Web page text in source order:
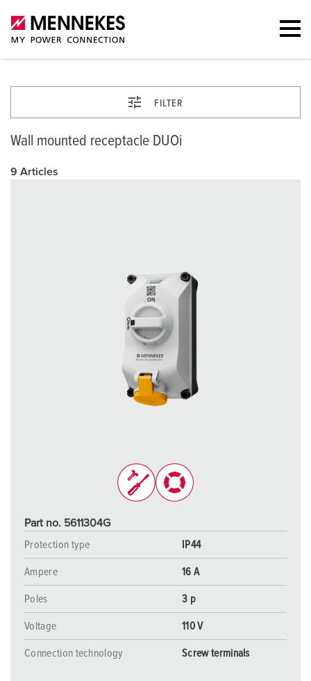
FILTER
Wall mounted receptacle DUOi
9 Articles
Part no. 5611304G
Protection type
IP44
Ampere 16 A
Poles 3 p
Voltage 110 V
Connection technology Screw terminals